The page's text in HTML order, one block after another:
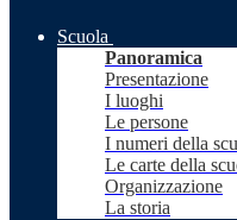
Scuola
Panoramica
Presentazione
I luoghi
Le persone
I numeri della
Le carte della
Organizzazione
La storia